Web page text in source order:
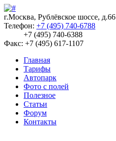
г.Москва, Рублёвское шоссе, д.66
Телефон: +7 (495) 740-6788
+7 (495) 740-6388
Факс: +7 (495) 617-1107
Главная
Тарифы
Автопарк
Фото с полей
Полезное
Статьи
Форум
Контакты